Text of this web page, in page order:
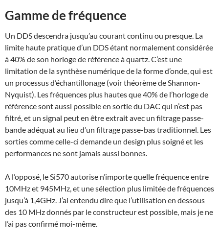
Gamme de fréquence
Un DDS descendra jusqu’au courant continu ou presque. La
limite haute pratique d’un DDS étant normalement considérée
à 40% de son horloge de référence à quartz. C’est une
limitation de la synthèse numérique de la forme d’onde, qui est
un processus d’échantillonage (voir théorème de Shannon-
Nyquist). Les fréquences plus hautes que 40% de l’horloge de
référence sont aussi possible en sortie du DAC qui n’est pas
filtré, et un signal peut en être extrait avec un filtrage passe-
bande adéquat au lieu d’un filtrage passe-bas traditionnel. Les
sorties comme celle-ci demande un design plus soigné et les
performances ne sont jamais aussi bonnes.
A l’opposé, le Si570 autorise n’importe quelle fréquence entre
10MHz et 945MHz, et une sélection plus limitée de fréquences
jusqu’à 1,4GHz. J’ai entendu dire que l’utilisation en dessous
des 10 MHz donnés par le constructeur est possible, mais je ne
l’ai pas confirmé moi-même.